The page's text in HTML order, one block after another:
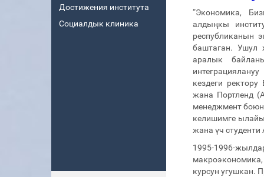
Достижения института
Социалдык клиника
“Экономика,
алдыңкы
республиканын
баштаган. Ушул
аралык
кездеги
жана Портленд
менеджмент
келишимге
жана үч
1995-1996-
курсун угушкан.